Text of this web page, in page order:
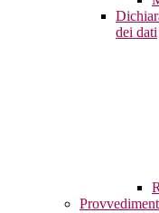
dei dati